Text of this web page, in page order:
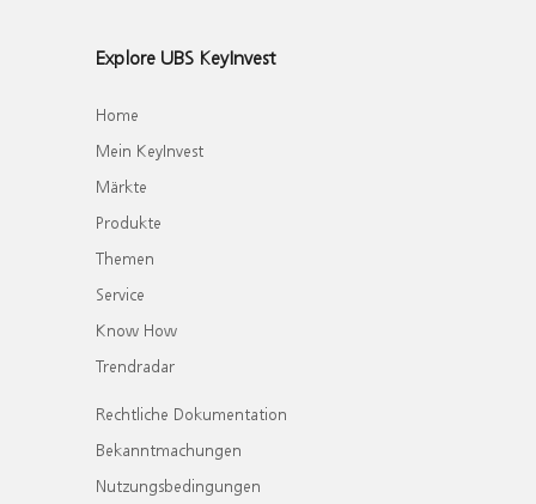
Explore UBS KeyInvest
Home
Mein KeyInvest
Märkte
Produkte
Themen
Service
Know How
Trendradar
Rechtliche Dokumentation
Bekanntmachungen
Nutzungsbedingungen